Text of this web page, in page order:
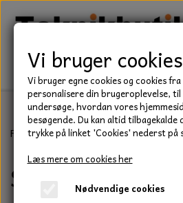
TEKNIK
KILEREMME
LEJER
Forside Have/Park Honda
Servicesæt
Vi bruger cookies
Vi bruger egne cookies og cookies
personalisere din brugeroplevelse,
undersøge, hvordan vores
besøgende. Du kan altid tilbagekalde
trykke på linket 'Cookies' nederst på
Læs mere om cookies her
Nødvendige cookies